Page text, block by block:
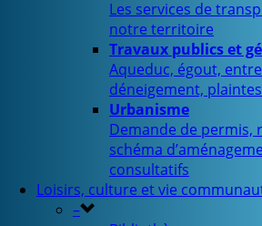
Les services de
notre territoire
Travaux publics et
Aqueduc, égout,
déneigement,
Urbanisme
Demande de permis,
schéma
consultatifs
Loisirs, culture et vie
–